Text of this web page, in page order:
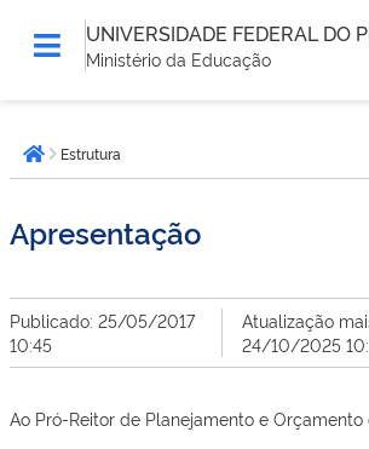
UNIVERSIDADE FEDERAL DO
Ministério da Educação
está
aqui:Página inicial
Estrutura
Apresentação
Publicado: 25/05/2017
10:45
Atualização
24/10/2025
Ao Pró-Reitor de Planejamento e Orçamento